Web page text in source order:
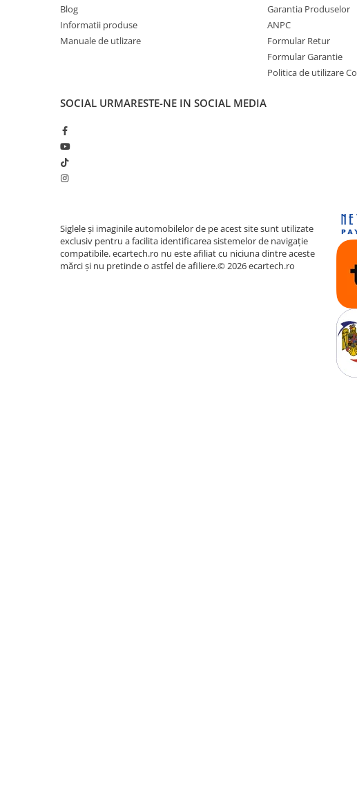
Navigatie universala
Playere auto
Navigatie GPS Portabil
Accesorii navigatii
CarPlay&Android Auto
Camera Marsarier
Rama adaptare
Camera marsarier dedicata
Adaptoare Navigatii
Blog
Informatii produse
Manuale de utlizare
Garantia Produselor
ANPC
Formular Retur
Formular Garantie
Politica de utilizare
SOCIAL URMARESTE-NE IN SOCIAL MEDIA
Siglele și imaginile automobilelor de pe acest site sunt utilizate
exclusiv pentru a facilita identificarea sistemelor de navigație
compatibile. ecartech.ro nu este afiliat cu niciuna dintre aceste
mărci și nu pretinde o astfel de afiliere.© 2026 ecartech.ro